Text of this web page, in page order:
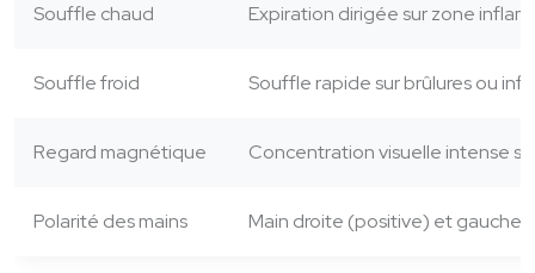
Souffle chaud Expiration dirigée sur zone
Souffle froid Souffle rapide sur brûlures ou
Regard magnétique Concentration visuelle intense
Polarité des mains Main droite (positive) et gauche